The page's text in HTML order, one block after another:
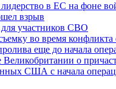
лидерство в ЕС на фоне
взрыв
для участников СВО
во время
еще до начала
Великобритании о
США с начала